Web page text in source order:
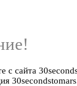
с сайта